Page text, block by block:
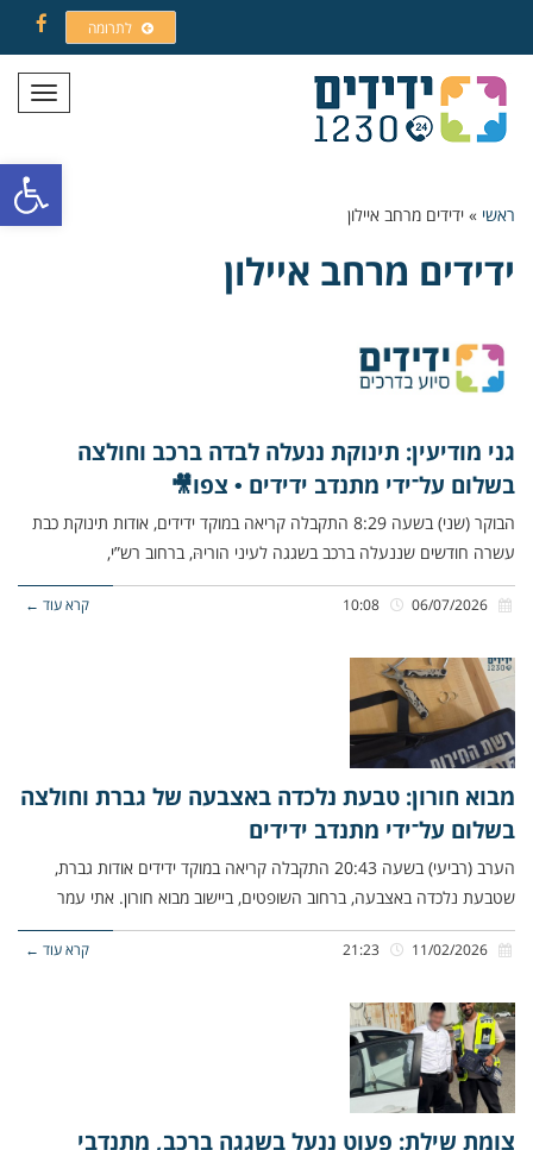
פתח
לתרומה
תפריט
ראשי » ידידים מרחב איילון
ידידים מרחב איילון
גני מודיעין: תינוקת ננעלה לבדה ברכב וחולצה
בשלום על־ידי מתנדב ידידים • צפו🎥
הבוקר (שני) בשעה 8:29 התקבלה קריאה במוקד ידידים, אודות תינוקת כבת
עשרה חודשים שננעלה ברכב בשגגה לעיני הוריהּ, ברחוב רש”י,
קרא עוד ←
מבוא חורון: טבעת נלכדה באצבעה של גברת וחולצה
בשלום על־ידי מתנדב ידידים
הערב (רביעי) בשעה 20:43 התקבלה קריאה במוקד ידידים אודות גברת,
שטבעת נלכדה באצבעה, ברחוב השופטים, ביישוב מבוא חורון. אתי עמר
קרא עוד ←
צומת שילת: פעוט ננעל בשגגה ברכב, מתנדבי